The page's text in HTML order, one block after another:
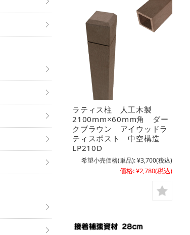
ラティス柱 人工木製
2100mm×60mm角 ダー
クブラウン アイウッドラ
ティスポスト 中空構造
LP210D
希望小売価格(単品):¥3,700(税込)
価格:¥2,780(税込)